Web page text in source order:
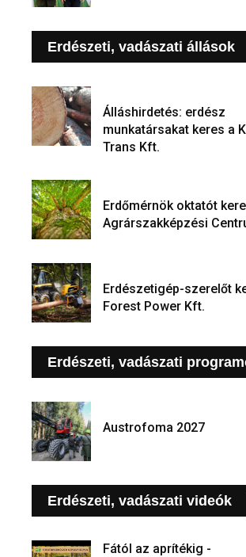
Erdészeti, vadászati állások
Álláshirdetés: erdész
munkatársakat keres a
Trans Kft.
Erdőmérnök oktatót
Agrárszakképzési
Erdészetigép-szerelőt
Forest Power Kft.
Erdészeti, vadászati
Austrofoma 2027
Erdészeti, vadászati videók
Fától az aprítékig -